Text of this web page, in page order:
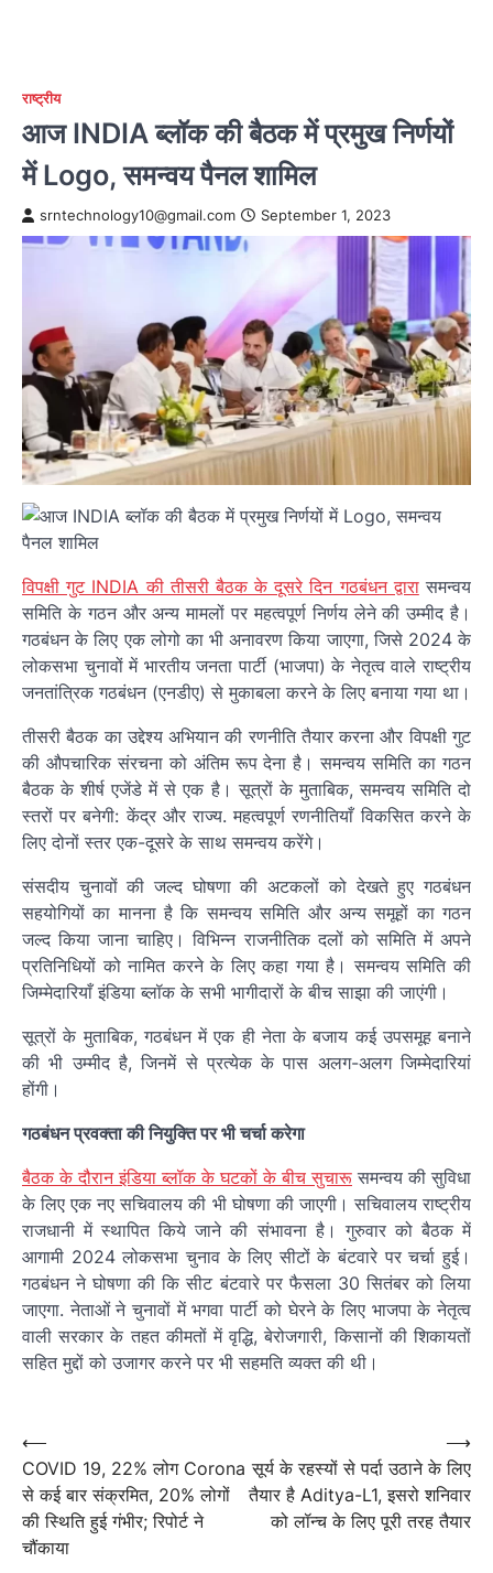
राष्ट्रीय
आज INDIA ब्लॉक की बैठक में प्रमुख निर्णयों
में Logo, समन्वय पैनल शामिल
srntechnology10@gmail.com September 1, 2023
विपक्षी गुट INDIA की तीसरी बैठक के दूसरे दिन गठबंधन द्वारासमन्वय
समिति के गठन और अन्य मामलों पर महत्वपूर्ण निर्णय लेने की उम्मीद है।
गठबंधन के लिए एक लोगो का भी अनावरण किया जाएगा, जिसे 2024 के
लोकसभा चुनावों में भारतीय जनता पार्टी (भाजपा) के नेतृत्व वाले राष्ट्रीय
जनतांत्रिक गठबंधन (एनडीए) से मुकाबला करने के लिए बनाया गया था।
तीसरी बैठक का उद्देश्य अभियान की रणनीति तैयार करना और विपक्षी गुट
की औपचारिक संरचना को अंतिम रूप देना है। समन्वय समिति का गठन
बैठक के शीर्ष एजेंडे में से एक है। सूत्रों के मुताबिक, समन्वय समिति दो
स्तरों पर बनेगी: केंद्र और राज्य. महत्वपूर्ण रणनीतियाँ विकसित करने के
लिए दोनों स्तर एक-दूसरे के साथ समन्वय करेंगे।
संसदीय चुनावों की जल्द घोषणा की अटकलों को देखते हुए गठबंधन
सहयोगियों का मानना है कि समन्वय समिति और अन्य समूहों का गठन
जल्द किया जाना चाहिए। विभिन्न राजनीतिक दलों को समिति में अपने
प्रतिनिधियों को नामित करने के लिए कहा गया है। समन्वय समिति की
जिम्मेदारियाँ इंडिया ब्लॉक के सभी भागीदारों के बीच साझा की जाएंगी।
सूत्रों के मुताबिक, गठबंधन में एक ही नेता के बजाय कई उपसमूह बनाने
की भी उम्मीद है, जिनमें से प्रत्येक के पास अलग-अलग जिम्मेदारियां
होंगी।
गठबंधन प्रवक्ता की नियुक्ति पर भी चर्चा करेगा
बैठक के दौरान इंडिया ब्लॉक के घटकों के बीच सुचारू समन्वय की सुविधा
के लिए एक नए सचिवालय की भी घोषणा की जाएगी। सचिवालय राष्ट्रीय
राजधानी में स्थापित किये जाने की संभावना है। गुरुवार को बैठक में
आगामी 2024 लोकसभा चुनाव के लिए सीटों के बंटवारे पर चर्चा हुई।
गठबंधन ने घोषणा की कि सीट बंटवारे पर फैसला 30 सितंबर को लिया
जाएगा. नेताओं ने चुनावों में भगवा पार्टी को घेरने के लिए भाजपा के नेतृत्व
वाली सरकार के तहत कीमतों में वृद्धि, बेरोजगारी, किसानों की शिकायतों
सहित मुद्दों को उजागर करने पर भी सहमति व्यक्त की थी।
navigation
Post
navigation
⟵
COVID 19, 22% लोग Corona
से कई बार संक्रमित, 20% लोगों
की स्थिति हुई गंभीर; रिपोर्ट ने
चौंकाया
सूर्य के रहस्यों से पर्दा उठाने के लिए
तैयार है Aditya-L1, इसरो शनिवार
को लॉन्च के लिए पूरी तरह तैयार
⟶